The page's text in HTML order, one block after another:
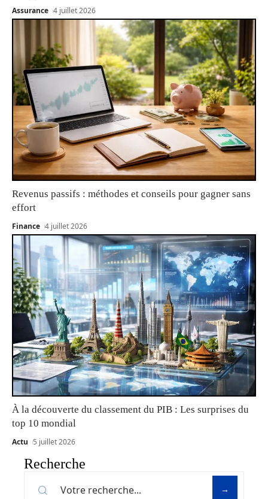
Assurance 4 juillet 2026
Revenus passifs : méthodes et conseils pour gagner sans
effort
Finance 4 juillet 2026
À la découverte du classement du PIB : Les surprises du
top 10 mondial
Actu 5 juillet 2026
Recherche